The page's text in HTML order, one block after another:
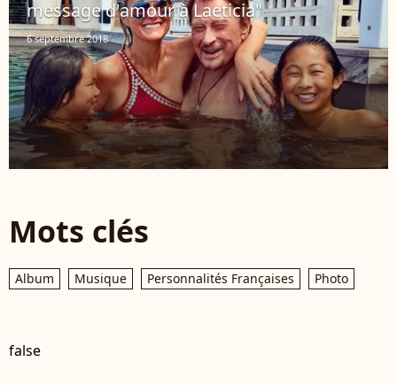
message d'amour à Laeticia"
6 septembre 2018
Mots clés
Album Musique Personnalités Françaises Photo
false